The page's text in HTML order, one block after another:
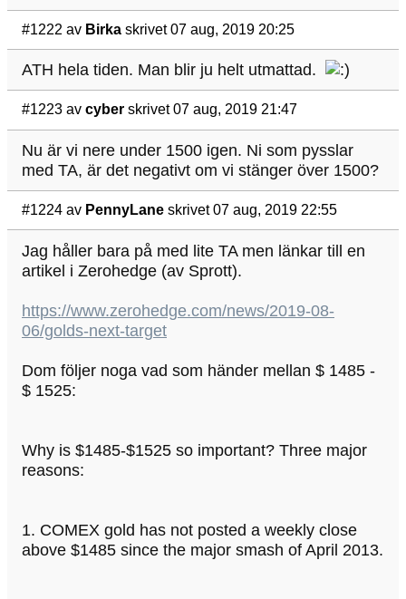
#1222 av Birka skrivet 07 aug, 2019 20:25
ATH hela tiden. Man blir ju helt utmattad.
#1223 av cyber skrivet 07 aug, 2019 21:47
Nu är vi nere under 1500 igen. Ni som pysslar
med TA, är det negativt om vi stänger över 1500?
#1224 av PennyLane skrivet 07 aug, 2019 22:55
Jag håller bara på med lite TA men länkar till en
artikel i Zerohedge (av Sprott).
https://www.zerohedge.com/news/2019-08-
06/golds-next-target
Dom följer noga vad som händer mellan $ 1485 -
$ 1525:
Why is $1485-$1525 so important? Three major
reasons:
1. COMEX gold has not posted a weekly close
above $1485 since the major smash of April 2013.